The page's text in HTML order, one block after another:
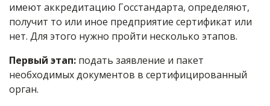
имеют аккредитацию Госстандарта, определяют,
получит то или иное предприятие сертификат или
нет. Для этого нужно пройти несколько этапов.
Первый этап: подать заявление и пакет
необходимых документов в сертифицированный
орган.